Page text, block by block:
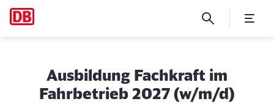
Ausbildung Fachkraft im
Fahrbetrieb 2027 (w/m/d)